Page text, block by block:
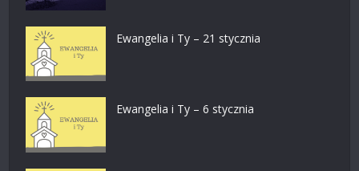
Ewangelia i Ty – 21 stycznia
Ewangelia i Ty – 6 stycznia